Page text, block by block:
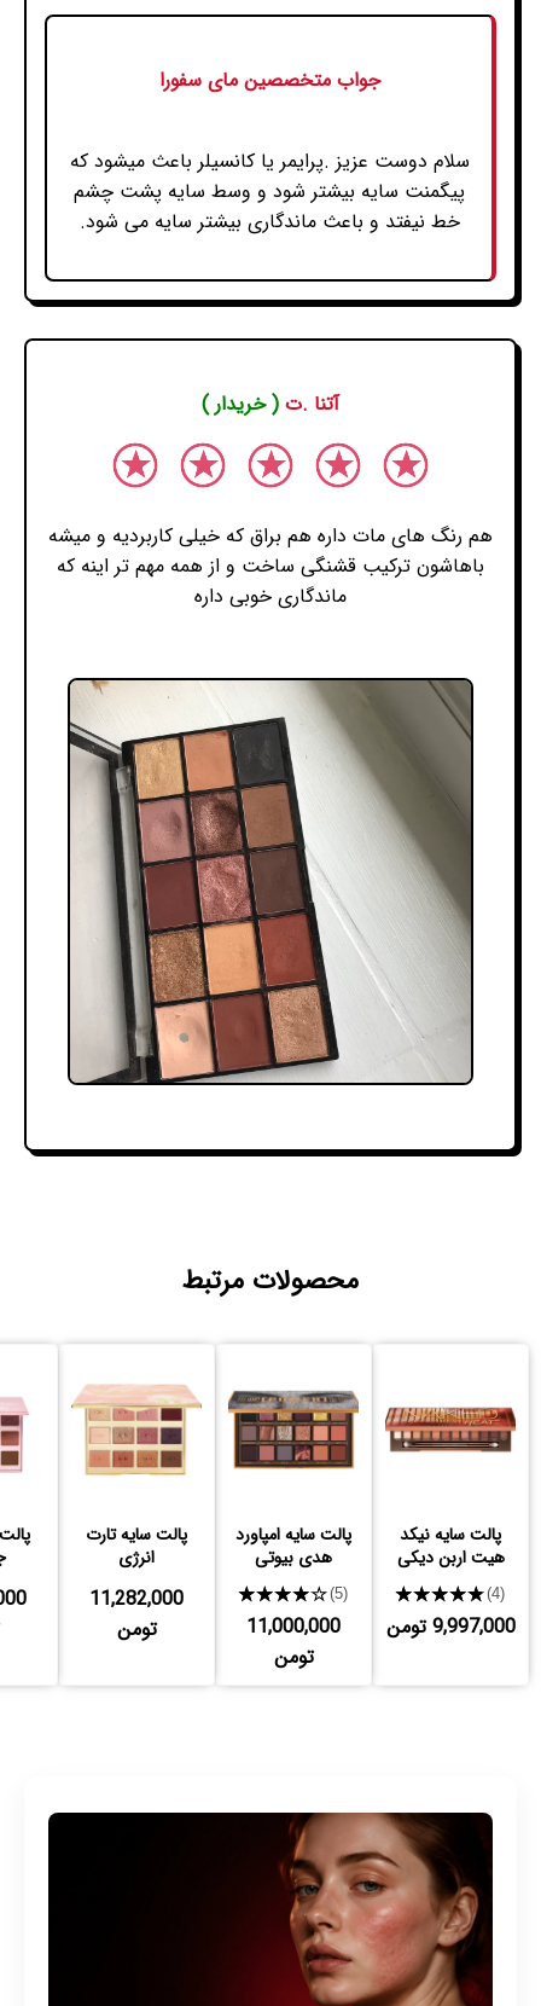
جواب متخصصین مای سفورا
سلام دوست عزیز .پرایمر یا کانسیلر باعث میشود که
پیگمنت سایه بیشتر شود و وسط سایه پشت چشم
خط نیفتد و باعث ماندگاری بیشتر سایه می شود.
آتنا .ت ( خریدار )
هم رنگ های مات داره هم براق که خیلی کاربردیه و میشه
باهاشون ترکیب قشنگی ساخت و از همه مهم تر اینه که
ماندگاری خوبی داره
محصولات مرتبط
پالت سایه نیکد
هیت اربن دیکی
★★★★★(4)
9,997,000 تومن
پالت سایه امپاورد
هدی بیوتی
★★★★★(5)
11,000,000
تومن
پالت سایه تارت
انرژی
11,282,000
تومن